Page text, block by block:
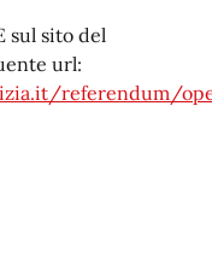
sul sito del
url:
referendum/